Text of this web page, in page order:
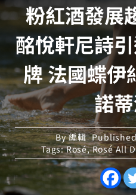
粉紅酒發展
酩悅軒尼詩
牌 法國蝶伊
諾
By編輯
Tags:Rosé,Rosé All